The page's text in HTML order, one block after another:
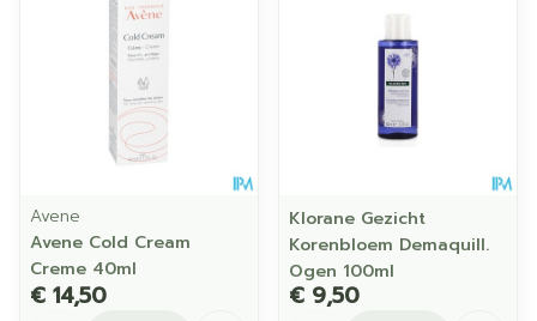
Avene
Avene Cold Cream
Creme 40ml
€ 14,50
Klorane Gezicht
Korenbloem Demaquill.
Ogen 100ml
€ 9,50